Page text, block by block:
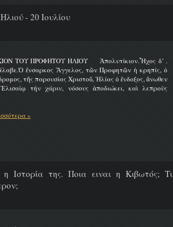
- 20 Ιουλίου
ΤΟΥ ΠΡΟΦΗΤΟΥ ΗΛΙΟΥ Ἀπολυτίκιον.Ἦχος δ’ .
ἔνσαρκος Ἄγγελος, τῶν Προφητῶν ἡ κρηπίς, ὁ
τῆς παρουσίας Χριστοῦ, Ἠλίας ὁ ἔνδοξος, ἄνωθεν
τὴν χάριν, νόσους ἀποδιώκει, καὶ λεπροὺς
»
Ιστορία της. Ποια ειναι η Κιβωτός; Τι